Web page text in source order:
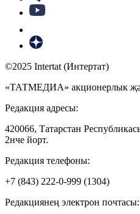
©2025 Intertat (Интертат)
«ТАТМЕДИА» акционерлык
Редакция адресы:
420066, Татарстан
2нче йорт.
Редакция телефоны:
+7 (843) 222-0-999 (1304)
Редакциянең электрон почтасы: